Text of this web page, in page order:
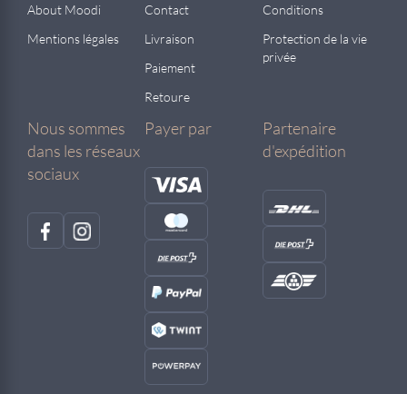
About Moodi
Mentions légales
Contact
Livraison
Paiement
Retoure
Conditions
Protection de la vie
privée
Nous sommes
dans les réseaux
sociaux
Payer par
Partenaire
d'expédition